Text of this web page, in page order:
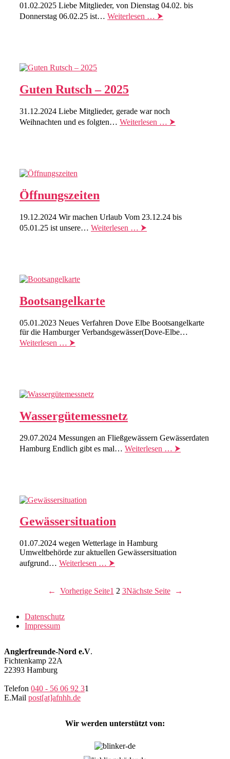
01.02.2025 Liebe Mitglieder, von Dienstag 04.02. bis
Donnerstag 06.02.25 ist… Weiterlesen … ⮞
Guten Rutsch – 2025
31.12.2024 Liebe Mitglieder, gerade war noch
Weihnachten und es folgten… Weiterlesen … ⮞
Öffnungszeiten
19.12.2024 Wir machen Urlaub Vom 23.12.24 bis
05.01.25 ist unsere… Weiterlesen … ⮞
Bootsangelkarte
05.01.2023 Neues Verfahren Dove Elbe Bootsangelkarte
für die Hamburger Verbandsgewässer(Dove-Elbe…
Weiterlesen … ⮞
Wassergütemessnetz
29.07.2024 Messungen an Fließgewässern Gewässerdaten
Hamburg Endlich gibt es mal… Weiterlesen … ⮞
Gewässersituation
01.07.2024 wegen Wetterlage in Hamburg
Umweltbehörde zur aktuellen Gewässersituation
aufgrund… Weiterlesen … ⮞
← Vorherige Seite1 2 3Nächste Seite →
Datenschutz
Impressum
Anglerfreunde-Nord e.V.
Fichtenkamp 22A
22393 Hamburg
Telefon 040 - 56 06 92 31
E.Mail post[at]afnhh.de
Wir werden unterstützt von: